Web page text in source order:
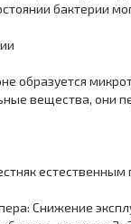
бактерии
образуется
вещества, они
естественным
Снижение